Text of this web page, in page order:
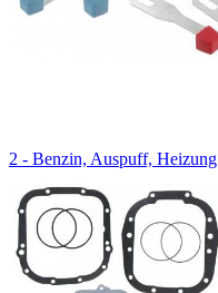
2 - Benzin, Auspuff, Heizung